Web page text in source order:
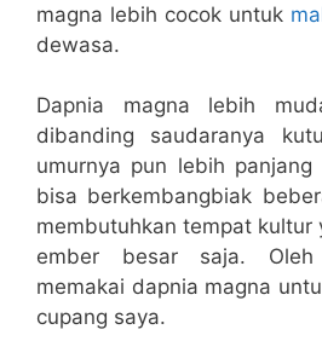
magna lebih cocok untuk
dewasa.
Dapnia magna lebih
dibanding saudaranya
umurnya pun lebih
bisa berkembangbiak
membutuhkan tempat kultur
ember besar saja. Oleh
memakai dapnia magna
cupang saya.